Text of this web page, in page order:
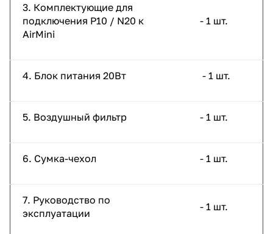
3. Комплектующие для
подключения P10 / N20 к
AirMini
- 1 шт.
4. Блок питания 20Вт - 1 шт.
5. Воздушный фильтр - 1 шт.
6. Сумка-чехол - 1 шт.
7. Руководство по
эксплуатации
- 1 шт.